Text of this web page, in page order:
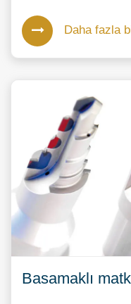
Daha fazla
Basamaklı